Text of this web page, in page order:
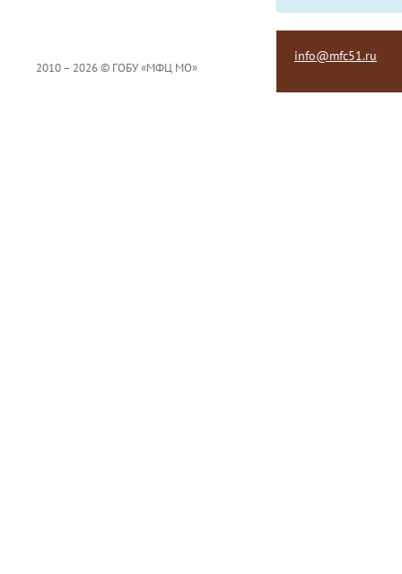
2010 – 2026 © ГОБУ «МФЦ МО»
info@mfc51.ru